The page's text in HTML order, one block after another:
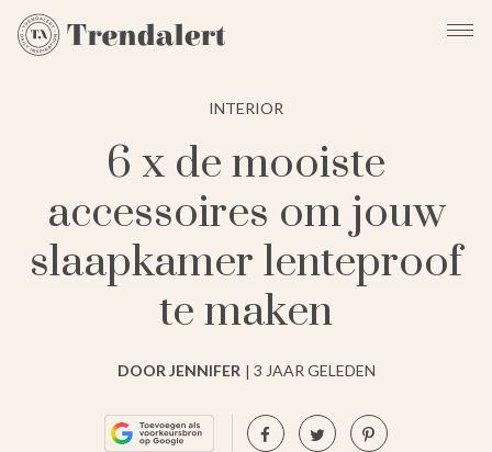
INTERIOR
6 x de mooiste
accessoires om jouw
slaapkamer lenteproof
te maken
DOOR JENNIFER 3 JAAR GELEDEN